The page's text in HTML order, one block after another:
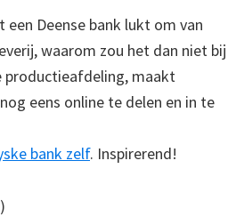
Deense bank lukt om van
waarom zou het dan niet bij
productieafdeling, maakt
eens online te delen en in te
bank zelf. Inspirerend!